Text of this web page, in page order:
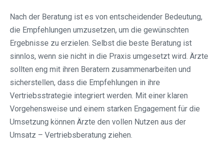
Nach der Beratung ist es von entscheidender Bedeutung,
die Empfehlungen umzusetzen, um die gewünschten
Ergebnisse zu erzielen. Selbst die beste Beratung ist
sinnlos, wenn sie nicht in die Praxis umgesetzt wird. Ärzte
sollten eng mit ihren Beratern zusammenarbeiten und
sicherstellen, dass die Empfehlungen in ihre
Vertriebsstrategie integriert werden. Mit einer klaren
Vorgehensweise und einem starken Engagement für die
Umsetzung können Ärzte den vollen Nutzen aus der
Umsatz – Vertriebsberatung ziehen.